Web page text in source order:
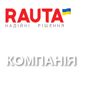
КОМПАНІЯ